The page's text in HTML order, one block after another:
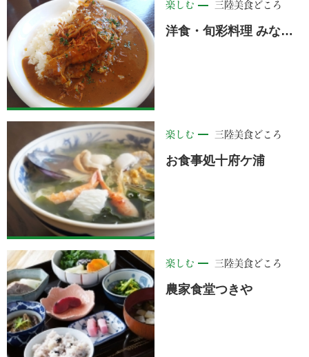
楽しむ 三陸美食どころ
洋食・旬彩料理 みなみ<野田村>
楽しむ 三陸美食どころ
お食事処十府ケ浦
楽しむ 三陸美食どころ
農家食堂つきや